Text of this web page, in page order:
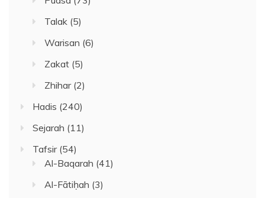
Talak (5)
Warisan (6)
Zakat (5)
Zhihar(2)
Hadis (240)
Sejarah (11)
Tafsir(54)
Al-Baqarah (41)
Al-Fātiḥah (3)